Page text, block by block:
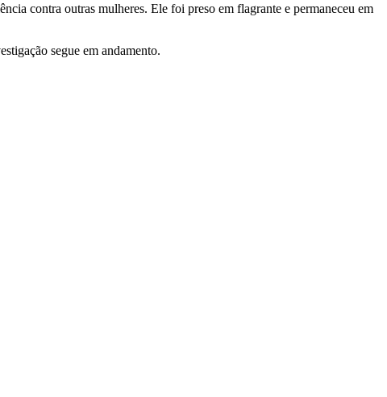
contra outras mulheres. Ele foi preso em flagrante e permaneceu em
segue em andamento.